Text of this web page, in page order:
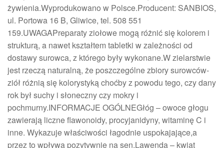
żywienia.Wyprodukowano w Polsce.Producent: SANBIOS,
ul. Portowa 16 B, Gliwice, tel. 508 551
159.UWAGAPreparaty ziołowe mogą różnić się kolorem i
strukturą, a nawet kształtem tabletki w zależności od
dostawy surowca, z którego były wykonane.W zielarstwie
jest rzeczą naturalną, że poszczególne zbiory surowców-
ziół różnią się kolorystyką choćby z powodu tego, czy dany
rok był suchy i słoneczny czy mokry i
pochmurny.INFORMACJE OGÓLNEGłóg – owoce głogu
zawierają liczne flawonoidy, procyjanidyny, witaminę C i
inne. Wykazuje właściwości łagodnie uspokajające,a
przez to wpływa pozytywnie na sen.Lawenda – kwiat